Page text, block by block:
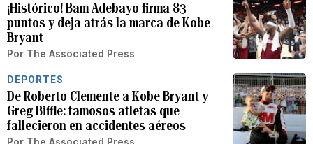
¡Histórico! Bam Adebayo firma 83
puntos y deja atrás la marca de Kobe
Bryant
Por The Associated Press
DEPORTES
De Roberto Clemente a Kobe Bryant y
Greg Biffle: famosos atletas que
fallecieron en accidentes aéreos
Por The Associated Press